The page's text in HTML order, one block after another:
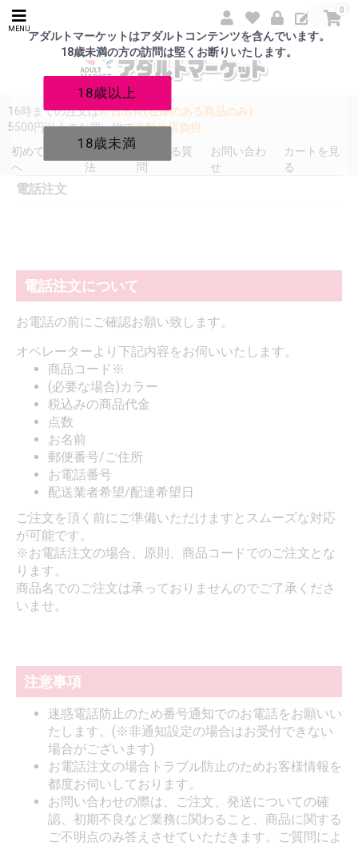
アダルトマーケットはアダルトコンテンツを含んでいます。
18歳未満の方の訪問は堅くお断りいたします。
18歳以上
18歳未満
MENU
0
16時までの注文は即日出荷(在庫のある商品のみ)
5500円以上のお買い物で送料当店負担
初めての方
へ
発送方
法
よくある質
問
お問い合わ
せ
カートを見
る
電話注文
電話注文について
お電話の前にご確認お願い致します。
オペレーターより下記内容をお伺いいたします。
商品コード※
(必要な場合)カラー
税込みの商品代金
点数
お名前
郵便番号/ご住所
お電話番号
配送業者希望/配達希望日
ご注文を頂く前にご準備いただけますとスムーズな対応
が可能です。
※お電話注文の場合、原則、商品コードでのご注文とな
ります。
商品名でのご注文は承っておりませんのでご了承くださ
いませ。
注意事項
迷惑電話防止のため番号通知でのお電話をお願いい
たします。(※非通知設定の場合はお受付できない
場合がございます)
お電話注文の場合トラブル防止のためお客様情報を
都度お伺いしております。
お問い合わせの際は、ご注文、発送についての確
認、初期不良など業務に関わること、商品に関する
ご不明点のみ答えさせていただきます。ご質問によ